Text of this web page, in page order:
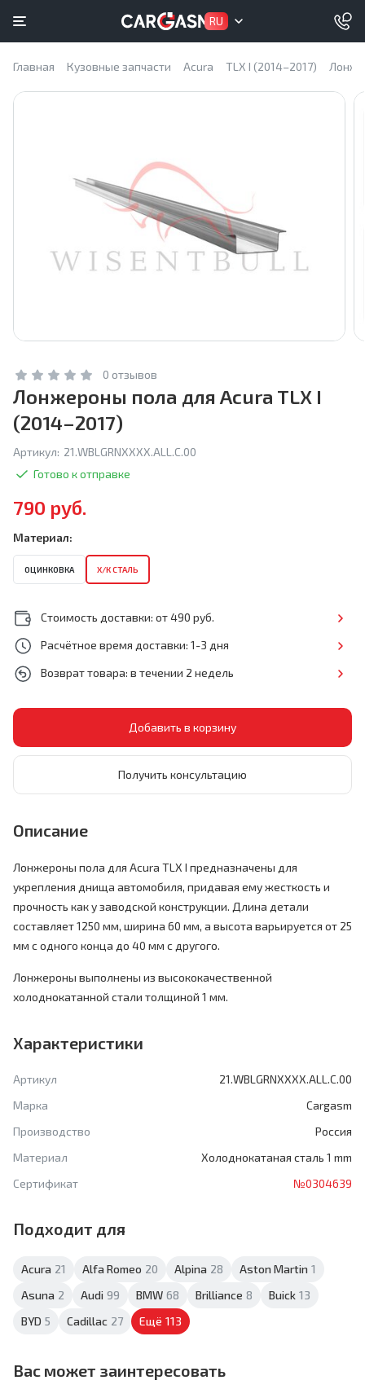
RU
Главная Кузовные запчасти Acura TLX I (2014–2017)
0 отзывов
Лонжероны пола для Acura TLX I
(2014–2017)
Артикул: 21.WBLGRNXXXX.ALL.C.00
Готово к отправке
790 руб.
Материал:
ОЦИНКОВКА Х/К СТАЛЬ
Стоимость доставки: от 490 руб.
Расчётное время доставки: 1-3 дня
Возврат товара: в течении 2 недель
Получить консультацию
Описание
Лонжероны пола для Acura TLX I предназначены для
укрепления днища автомобиля, придавая ему жесткость и
прочность как у заводской конструкции. Длина детали
составляет 1250 мм, ширина 60 мм, а высота варьируется от 25
мм с одного конца до 40 мм с другого.
Лонжероны выполнены из высококачественной
холоднокатанной стали толщиной 1 мм.
Характеристики
Артикул
21.WBLGRNXXXX.ALL.C.00
Марка
Cargasm
Производство
Россия
Материал
Холоднокатаная сталь 1 mm
Сертификат
№0304639
Подходит для
Acura 21 Alfa Romeo 20 Alpina 28 Aston Martin 1
Asuna 2 Audi 99 BMW 68 Brilliance 8 Buick 13
BYD 5 Cadillac 27 Ещё 113
Вас может заинтересовать